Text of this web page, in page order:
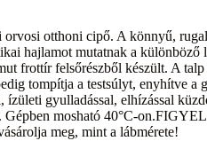
otthoni cipő. A könnyű,
hajlamot mutatnak a különböző
frottír felsőrészből készült. A
tompítja a testsúlyt, enyhítve a
ízületi gyulladással, elhízással
Gépben mosható 40°C-
meg, mint a lábmérete!